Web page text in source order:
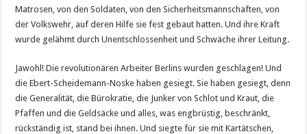
Matrosen, von den Soldaten, von den Sicherheitsmannschaften, von
der Volkswehr, auf deren Hilfe sie fest gebaut hatten. Und ihre Kraft
wurde gelähmt durch Unentschlossenheit und Schwäche ihrer Leitung.
Jawohl! Die revolutionären Arbeiter Berlins wurden geschlagen! Und
die Ebert-Scheidemann-Noske ha­ben gesiegt. Sie haben gesiegt, denn
die Generalität, die Bürokratie, die Junker von Schlot und Kraut, die
Pfaffen und die Geldsäcke und alles, was engbrüstig, beschränkt,
rückständig ist, stand bei ihnen. Und siegte für sie mit Kartätschen,